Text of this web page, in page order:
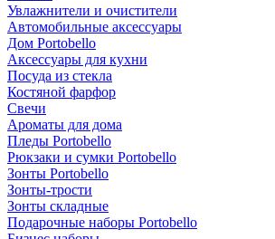
Увлажнители и очистители
Автомобильные аксессуары
Дом Portobello
Аксессуары для кухни
Посуда из стекла
Костяной фарфор
Свечи
Ароматы для дома
Пледы Portobello
Рюкзаки и сумки Portobello
Зонты Portobello
Зонты-трости
Зонты складные
Подарочные наборы Portobello